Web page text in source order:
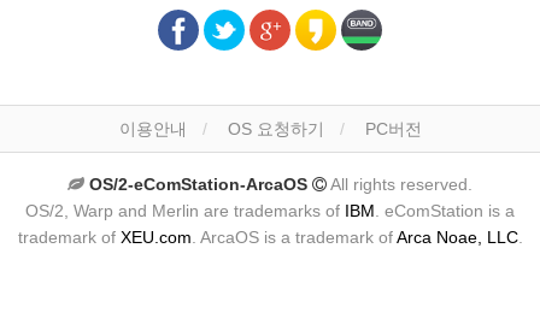
이용안내 OS 요청하기 PC버전
OS/2-eComStation-ArcaOS
All rights reserved.
OS/2, Warp and Merlin are trademarks of IBM . eComStation is a
trademark of XEU.com . ArcaOS is a trademark ofArca Noae, LLC.